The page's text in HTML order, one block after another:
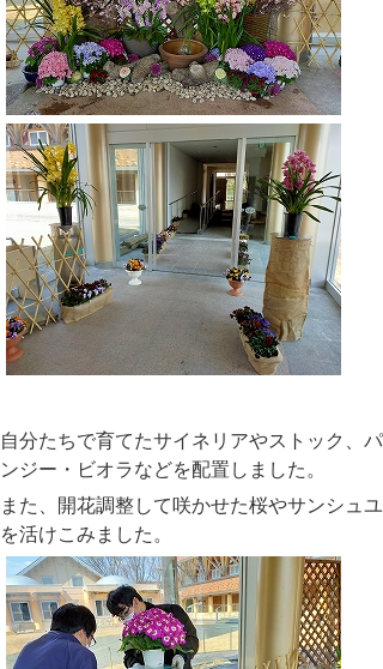
自分たちで育てたサイネリアやストック、パ
ンジー・ビオラなどを配置しました。
また、開花調整して咲かせた桜やサンシュユ
を活けこみました。